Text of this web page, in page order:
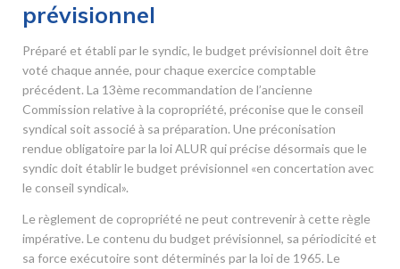
prévisionnel
Préparé et établi par le syndic, le budget prévisionnel doit être
voté chaque année, pour chaque exercice comptable
précédent. La 13ème recommandation de l’ancienne
Commission relative à la copropriété, préconise que le conseil
syndical soit associé à sa préparation. Une préconisation
rendue obligatoire par la loi ALUR qui précise désormais que le
syndic doit établir le budget prévisionnel «en concertation avec
le conseil syndical».
Le règlement de copropriété ne peut contrevenir à cette règle
impérative. Le contenu du budget prévisionnel, sa périodicité et
sa force exécutoire sont déterminés par la loi de 1965. Le